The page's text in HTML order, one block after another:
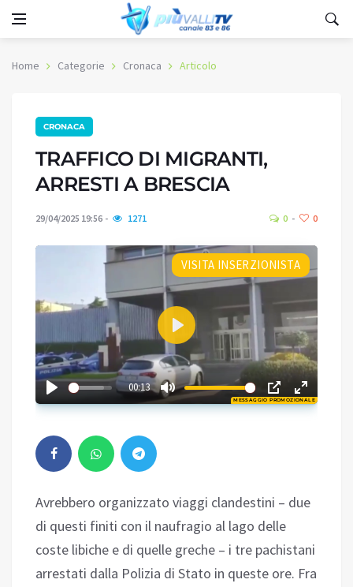
Home Categorie Cronaca Articolo
CRONACA
TRAFFICO DI MIGRANTI,
ARRESTI A BRESCIA
29/04/2025 19:56 1271 0 0
MESSAGGIO PROMOZIONALE
VISITA INSERZIONISTA
00:13
Play
01:59
Avrebbero organizzato viaggi clandestini – due
di questi finiti con il naufragio al lago delle
coste libiche e di quelle greche – i tre pachistani
arrestati dalla Polizia di Stato in queste ore. Fra